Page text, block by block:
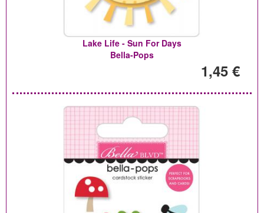
Lake Life - Sun For Days
Bella-Pops
1,45 €